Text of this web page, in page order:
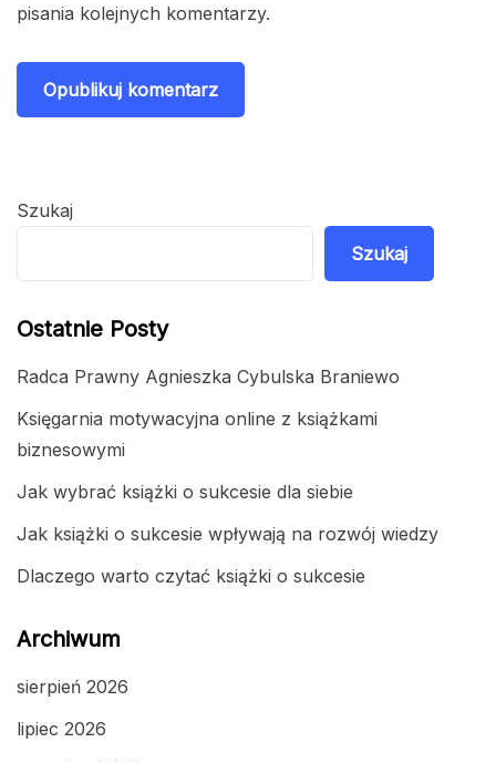
pisania kolejnych komentarzy.
Szukaj
Szukaj
Ostatnie Posty
Radca Prawny Agnieszka Cybulska Braniewo
Księgarnia motywacyjna online z książkami
biznesowymi
Jak wybrać książki o sukcesie dla siebie
Jak książki o sukcesie wpływają na rozwój wiedzy
Dlaczego warto czytać książki o sukcesie
Archiwum
sierpień 2026
lipiec 2026